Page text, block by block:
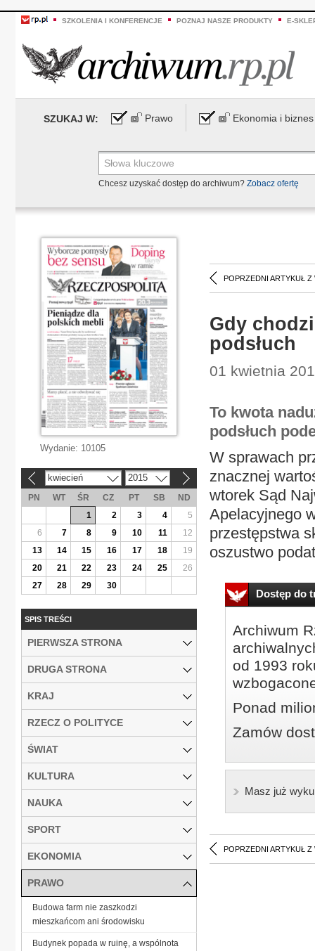
SZKOLENIA I KONFERENCJE POZNAJ NASZE PRODUKTY E-
SZUKAJ W: Prawo Ekonomia i biznes
Chcesz uzyskać dostęp do archiwum? Zobacz ofertę
POPRZEDNI ARTYKUŁ Z
Gdy
podsłuch
01 kwietnia
To kwota
podsłuch
W sprawach
znacznej
wtorek Sąd
Apelacyjnego
przestępstwa
oszustwo
Dostęp do
Archiwum
od 1993
Ponad
Zamów
Masz już
POPRZEDNI ARTYKUŁ Z
Wydanie: 10105
kwiecień 2015
PN WT ŚR CZ PT SB
ND
1
2 3 4
5
6
7 8 9 10 11
12
13
14 15 16 17 18
19
20
21 22 23 24 25
26
27
28 29 30
SPIS TREŚCI
PIERWSZA STRONA
DRUGA STRONA
KRAJ
RZECZ O POLITYCE
ŚWIAT
KULTURA
NAUKA
SPORT
EKONOMIA
PRAWO
Budowa farm nie zaszkodzi
mieszkańcom ani środowisku
Budynek popada w ruinę, a wspólnota